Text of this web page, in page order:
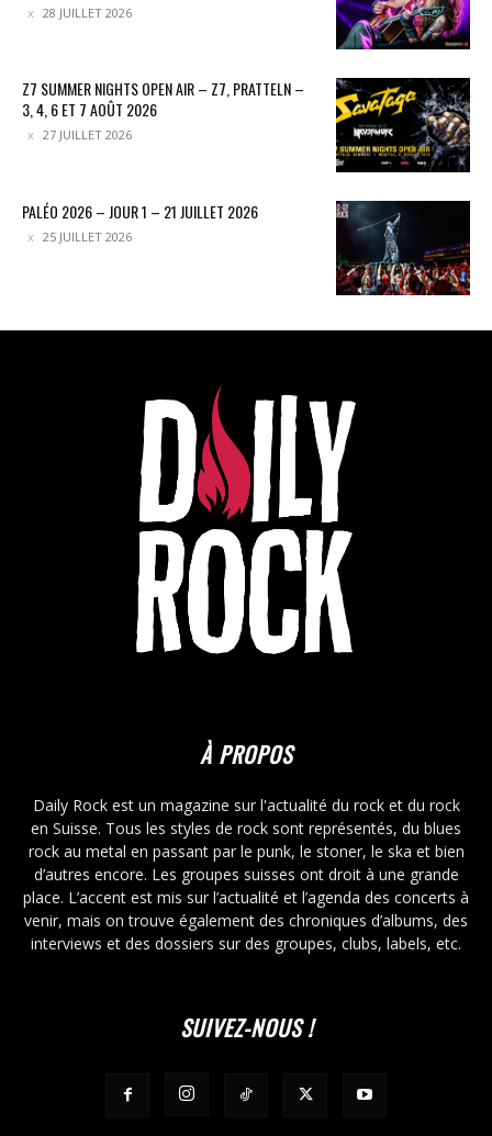
28 JUILLET 2026
Z7 SUMMER NIGHTS OPEN AIR – Z7, PRATTELN –
3, 4, 6 ET 7 AOÛT 2026
27 JUILLET 2026
PALÉO 2026 – JOUR 1 – 21 JUILLET 2026
25 JUILLET 2026
À PROPOS
Daily Rock est un magazine sur l'actualité du rock et du rock
en Suisse. Tous les styles de rock sont représentés, du blues
rock au metal en passant par le punk, le stoner, le ska et bien
d’autres encore. Les groupes suisses ont droit à une grande
place. L’accent est mis sur l’actualité et l’agenda des concerts à
venir, mais on trouve également des chroniques d’albums, des
interviews et des dossiers sur des groupes, clubs, labels, etc.
SUIVEZ-NOUS !